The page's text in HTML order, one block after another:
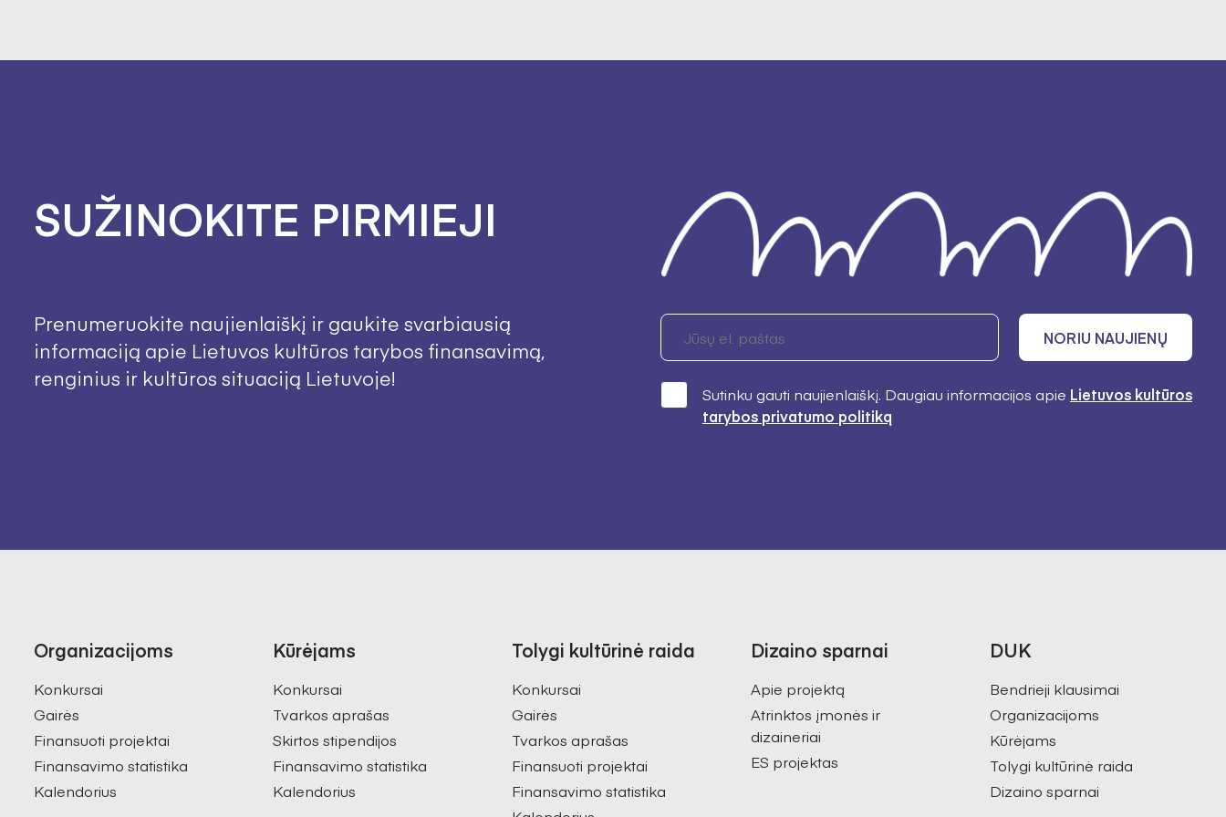
SUŽINOKITE PIRMIEJI
Prenumeruokite naujienlaiškį ir gaukite svarbiausią
informaciją apie Lietuvos kultūros tarybos finansavimą,
renginius ir kultūros situaciją Lietuvoje!
NORIU NAUJIENŲ
Sutinku gauti naujienlaiškį. Daugiau informacijos apie Lietuvos kultūros
tarybos privatumo politiką
Organizacijoms
Konkursai
Gairės
Finansuoti projektai
Finansavimo statistika
Kalendorius
Kūrėjams
Konkursai
Tvarkos aprašas
Skirtos stipendijos
Finansavimo statistika
Kalendorius
Tolygi kultūrinė raida
Konkursai
Gairės
Tvarkos aprašas
Finansuoti projektai
Finansavimo statistika
Dizaino sparnai
Apie projektą
Atrinktos įmonės ir
dizaineriai
ES projektas
DUK
Bendrieji klausimai
Organizacijoms
Kūrėjams
Tolygi kultūrinė raida
Dizaino sparnai